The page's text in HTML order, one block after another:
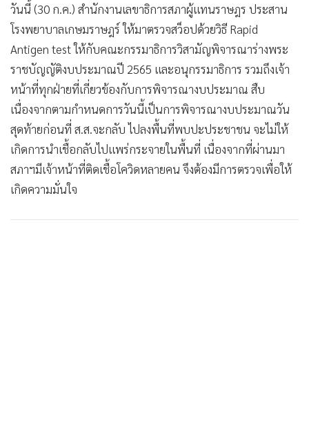
• เกม
• วิทยาศาสตร์
• SMEs
หุ้น
อินโดจีน
กองทุนรวม
• Celeb Online
• Factcheck
• ญี่ปุ่น
วันนี้ (30 ก.ค.) สำนักงานเลขาธิการสภาผู้แทนราษฎร ประสาน
โรงพยาบาลเกษมราษฎร์ ให้มาตรวจสว็อปด้วยวิธี Rapid
Antigen test ให้กับคณะกรรมาธิการวิสามัญพิจารณาร่างพระ
ราชบัญญัติงบประมาณปี 2565 และอนุกรรมาธิการ รวมถึงเจ้า
หน้าที่ทุกฝ่ายที่เกี่ยวข้องกับการพิจารณางบประมาณ สืบ
เนื่องจากตามกำหนดการวันนี้เป็นการพิจารณางบประมาณวัน
สุดท้ายก่อนที่ ส.ส.จะกลับ ไปลงพื้นที่พบปะประชาชน จะไม่ให้
เกิดการนำเชื้อกลับไปแพร่กระจายในพื้นที่ เนื่องจากที่ผ่านมา
สภาฯมีเจ้าหน้าที่ติดเชื้อโควิดหลายคน จึงต้องมีการตรวจเพื่อให้
เกิดความมั่นใจ